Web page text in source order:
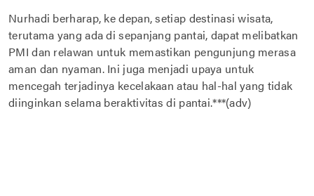
Nurhadi berharap, ke depan, setiap destinasi wisata,
terutama yang ada di sepanjang pantai, dapat melibatkan
PMI dan relawan untuk memastikan pengunjung merasa
aman dan nyaman. Ini juga menjadi upaya untuk
mencegah terjadinya kecelakaan atau hal-hal yang tidak
diinginkan selama beraktivitas di pantai.***(adv)